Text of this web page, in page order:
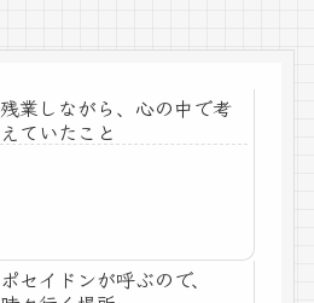
残業しながら、心の中で考
えていたこと
ポセイドンが呼ぶので、